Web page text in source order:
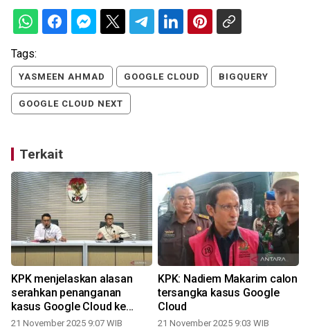
Tags:
YASMEEN AHMAD GOOGLE CLOUD BIGQUERY
GOOGLE CLOUD NEXT
Terkait
KPK menjelaskan alasan
serahkan penanganan
kasus Google Cloud ke
Kejagung
21 November 2025 9:07 WIB
KPK: Nadiem Makarim calon
tersangka kasus Google
Cloud
21 November 2025 9:03 WIB